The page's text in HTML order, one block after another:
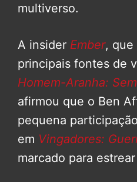
multiverso.
A insider Ember, que
principais fontes de
Homem-Aranha:
afirmou que o Ben
pequena
em Vingadores:
marcado para